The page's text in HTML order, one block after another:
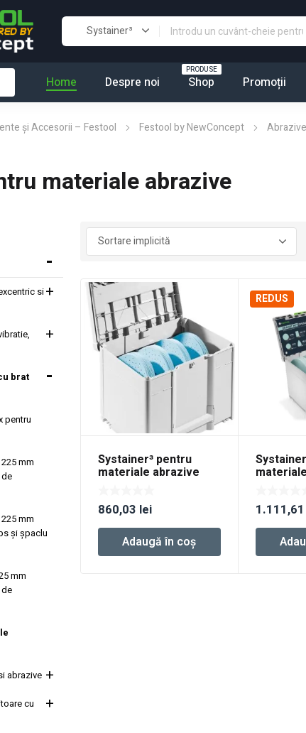
Home Despre noi Shop
PRODUSE
Promoții
și Accesorii – Festool Festool by NewConcept Abrazive
materiale abrazive
si
brat
pentru
mm
mm
şi şpaclu
mm
abrazive
cu
Systainer³ pentru
materiale abrazive
860,03 lei
Adaugă în coș
REDUS
1.111,61